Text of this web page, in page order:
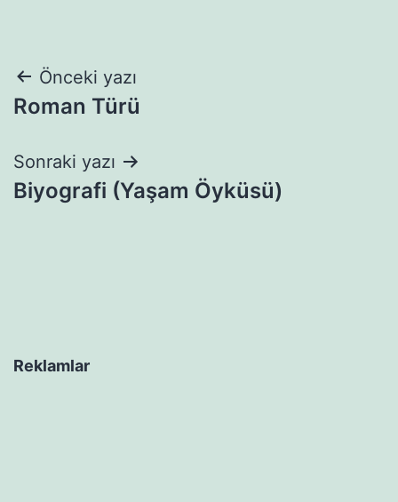
Yazı
gezinmesi
Önceki yazı
Roman Türü
Sonraki yazı
Biyografi (Yaşam Öyküsü)
Reklamlar